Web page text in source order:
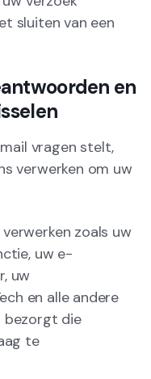
sluiten van een
en
vragen stelt,
verwerken om uw
zoals uw
uw e-
uw
en alle andere
bezorgt die
te